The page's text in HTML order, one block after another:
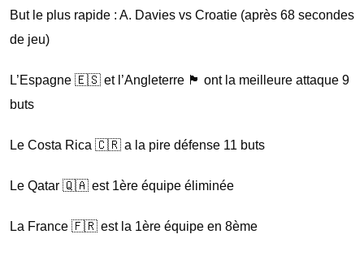
But le plus rapide : A. Davies vs Croatie (après 68 secondes
de jeu)
L’Espagne 🇪🇸 et l’Angleterre 🏴󠁧󠁢󠁥󠁮󠁧󠁿 ont la meilleure attaque 9
buts
Le Costa Rica 🇨🇷 a la pire défense 11 buts
Le Qatar 🇶🇦 est 1ère équipe éliminée
La France 🇫🇷 est la 1ère équipe en 8ème